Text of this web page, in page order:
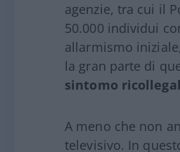
agenzie, tra cui il
50.000 individui
allarmismo
la gran parte di
sintomo
A meno che non
televisivo. In